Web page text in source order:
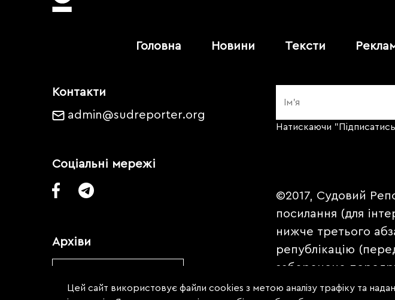
Головна Новини Тексти
Контакти
admin@sudreporter.org
Соціальні мережі
Архіви
Натискаючи
©2017, Судовий
посилання (для
нижче третього
републікацію
заборонено
PROMOTED, ЗА
Цей сайт використовує файли cookies з метою аналізу трафіку та